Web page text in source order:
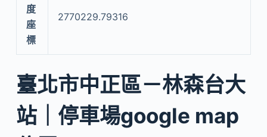
度
座
標
2770229.79316
臺北市中正區－林森台大
站｜停車場google map